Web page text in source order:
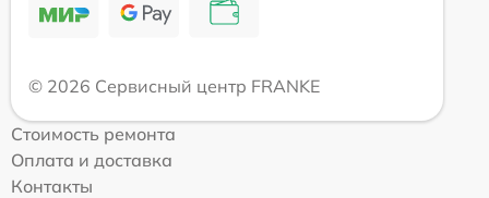
© 2026 Сервисный центр FRANKE
Стоимость ремонта
Оплата и доставка
Контакты